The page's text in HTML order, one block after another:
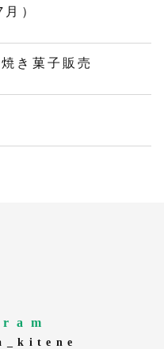
）
き菓子販売